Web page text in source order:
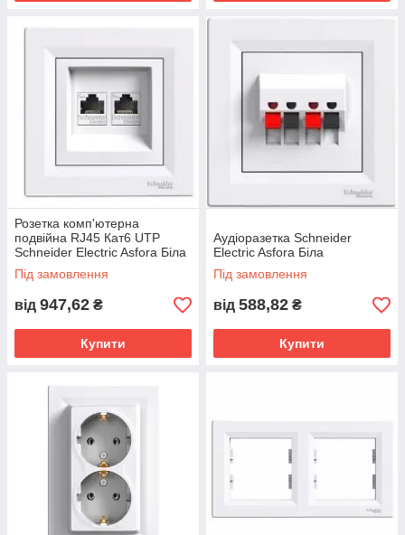
Розетка комп'ютерна
подвійна RJ45 Кат6 UTP
Schneider Electric Asfora Біла
Під замовлення
від 947,62 ₴
Купити
Аудіоразетка Schneider
Electric Asfora Біла
Під замовлення
від 588,82 ₴
Купити